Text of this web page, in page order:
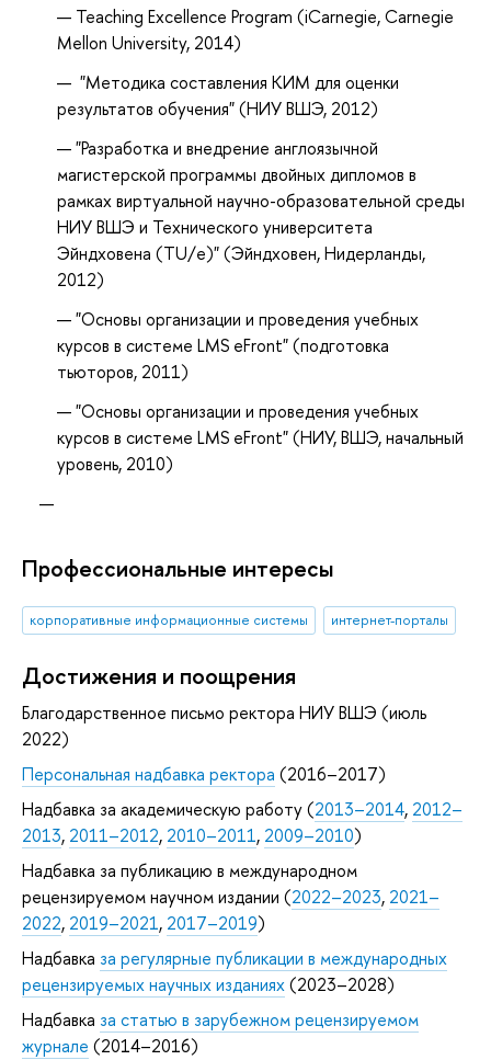
Teaching Excellence Program (iCarnegie, Carnegie
Mellon University, 2014)
"Методика составления КИМ для оценки
результатов обучения" (НИУ ВШЭ, 2012)
"Разработка и внедрение англоязычной
магистерской программы двойных дипломов в
рамках виртуальной научно-образовательной среды
НИУ ВШЭ и Технического университета
Эйндховена (TU/e)" (Эйндховен, Нидерланды,
2012)
"Основы организации и проведения учебных
курсов в системе LMS eFront" (подготовка
тьюторов, 2011)
"Основы организации и проведения учебных
курсов в системе LMS eFront" (НИУ, ВШЭ, начальный
уровень, 2010)
Профессиональные интересы
корпоративные информационные системы интернет-порталы
Достижения и поощрения
Благодарственное письмо ректора НИУ ВШЭ (июль
2022)
Персональная надбавка ректора (2016–2017)
Надбавка за академическую работу (2013–2014, 2012–
2013, 2011–2012, 2010–2011, 2009–2010)
Надбавка за публикацию в международном
рецензируемом научном издании (2022–2023, 2021–
2022, 2019–2021, 2017–2019)
Надбавка за регулярные публикации в международных
рецензируемых научных изданиях(2023–2028)
Надбавка за статью в зарубежном рецензируемом
журнале (2014–2016)